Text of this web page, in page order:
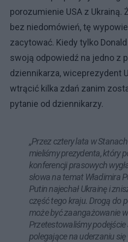
porozumienie USA z Ukrainą.
bez niedomówień, tę
zacytować. Kiedy tylko
swoją odpowiedź na jedno z
dziennikarza, wiceprezydent
wtrącić kilka zdań zanim
pytanie od dziennikarzy.
„Przez cztery lata w
mieliśmy prezydenta, który
konferencji prasowych
słowa na temat Władimira
Putin najechał Ukrainę i
część tego kraju. Drogą do
może być zaangażowanie
Przetestowaliśmy podejście
polegające na uderzaniu się